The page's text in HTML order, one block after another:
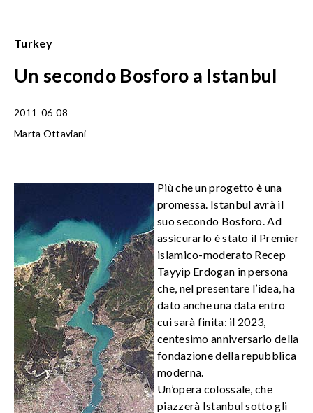
Turkey
Un secondo Bosforo a Istanbul
2011-06-08
Marta Ottaviani
Più che un progetto è una
promessa. Istanbul avrà il
suo secondo Bosforo. Ad
assicurarlo è stato il Premier
islamico-moderato Recep
Tayyip Erdogan in persona
che, nel presentare l’idea, ha
dato anche una data entro
cui sarà finita: il 2023,
centesimo anniversario della
fondazione della repubblica
moderna.
Un’opera colossale, che
piazzerà Istanbul sotto gli